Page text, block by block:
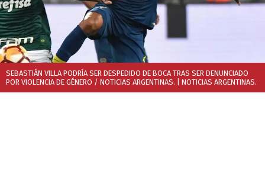
SEBASTIÁN VILLA PODRÍA SER DESPEDIDO DE BOCA TRAS SER DENUNCIADO
POR VIOLENCIA DE GÉNERO / NOTICIAS ARGENTINAS. | NOTICIAS ARGENTINAS.